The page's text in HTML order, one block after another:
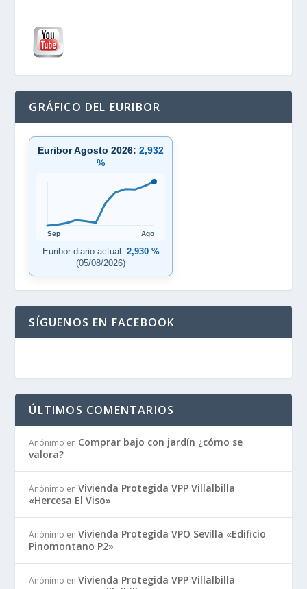
GRÁFICO DEL EURIBOR
Euribor Agosto 2026:2,932
%
Sep Ago
Euribor diario actual: 2,930 %
(05/08/2026)
SÍGUENOS EN FACEBOOK
ÚLTIMOS COMENTARIOS
Anónimo en Comprar bajo con jardín ¿cómo se
valora?
Anónimo enVivienda Protegida VPP Villalbilla
«Hercesa El Viso»
Anónimo enVivienda Protegida VPO Sevilla «Edificio
Pinomontano P2»
Anónimo enVivienda Protegida VPP Villalbilla